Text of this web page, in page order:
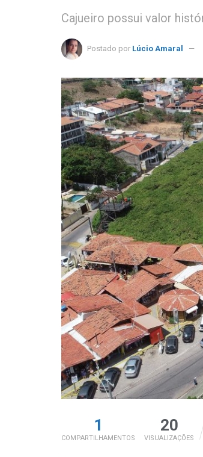
Cajueiro possui valor
Postado por Lúcio Amaral
1
COMPARTILHAMENTOS
20
VISUALIZAÇÕES